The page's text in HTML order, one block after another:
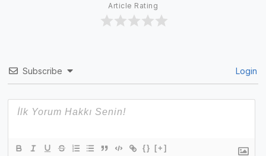
Article Rating
Subscribe Login
{} [+]